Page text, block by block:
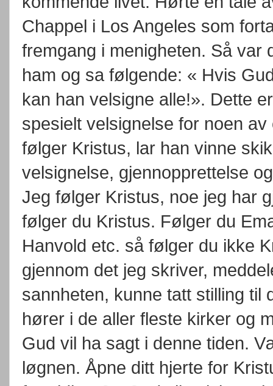
Chappel i Los Angeles som
fremgang i menigheten. Så var
ham og sa følgende: « Hvis
kan han velsigne alle!». Dette
spesielt velsignelse for noen
følger Kristus, lar han vinne
velsignelse, gjennopprettelse
Jeg følger Kristus, noe jeg har
følger du Kristus. Følger du
Hanvold etc. så følger du ikke
gjennom det jeg skriver,
sannheten, kunne tatt stilling til
hører i de aller fleste kirker og
Gud vil ha sagt i denne tiden.
løgnen. Åpne ditt hjerte for